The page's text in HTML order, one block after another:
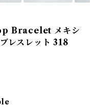
Bracelet メキシ
レスレット 318